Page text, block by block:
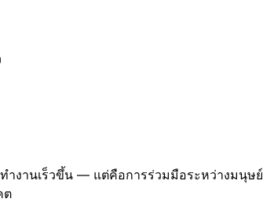
ำงานเร็วขึ้น — แต่คือการร่วมมือระหว่างมนุษย์
ต